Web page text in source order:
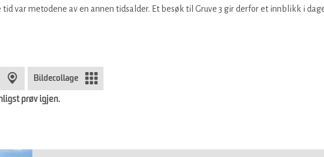
var metodene av en annen tidsalder. Et besøk til Gruve 3 gir derfor et innblikk i
Bildecollage
prøv igjen.